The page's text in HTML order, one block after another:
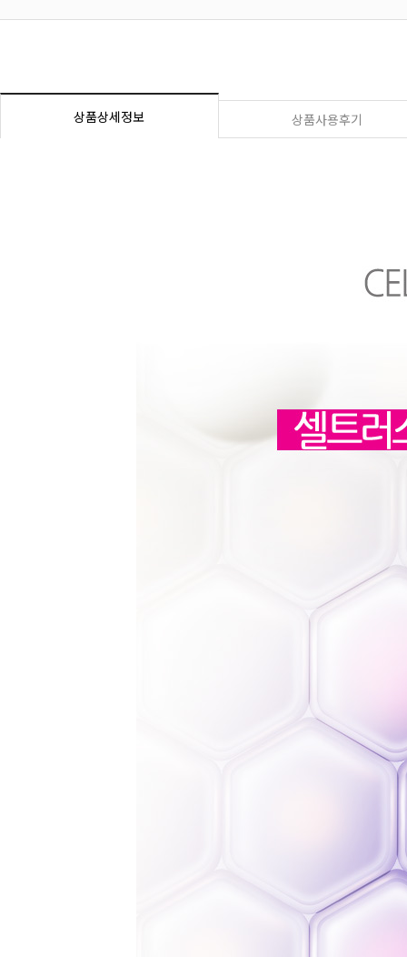
상품상세정보 상품사용후기